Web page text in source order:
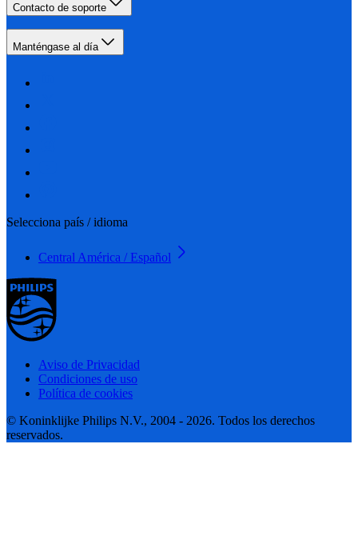
Contacto de soporte
Manténgase al día
Selecciona país / idioma
Central América / Español
Aviso de Privacidad
Condiciones de uso
Política de cookies
© Koninklijke Philips N.V., 2004 - 2026. Todos los derechos
reservados.